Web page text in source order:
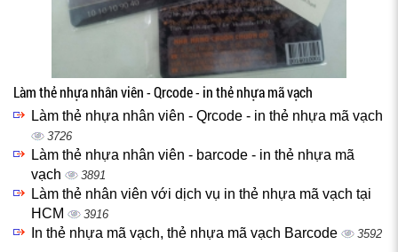
Làm thẻ nhựa nhân viên - Qrcode - in thẻ nhựa mã vạch
Làm thẻ nhựa nhân viên - Qrcode - in thẻ nhựa mã vạch
3726
Làm thẻ nhựa nhân viên - barcode - in thẻ nhựa mã
vạch
3891
Làm thẻ nhân viên với dịch vụ in thẻ nhựa mã vạch tại
HCM
3916
In thẻ nhựa mã vạch, thẻ nhựa mã vạch Barcode 3592